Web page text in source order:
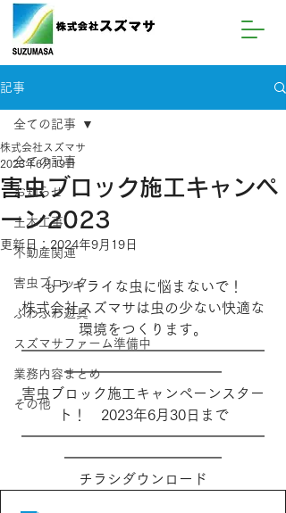
記事
全ての記事
お知らせ
土木工事
不動産関連
害虫ブロック
ふわふわ遊具
スズマサファーム準備中
業務内容まとめ
その他
全ての記事
害虫ブロック施工キャンペ
ーン2023
株式会社スズマサ
2023年6月19日
更新日： 2024年9月19日
もうキライな虫に悩まないで！
株式会社スズマサは虫の少ない快適な
環境をつくります。
━━━━━━━━━━━━━━━━━
━━━━━━━━━━━
害虫ブロック施工キャンペーンスター
ト！　2023年6月30日まで
━━━━━━━━━━━━━━━━━
━━━━━━━━━━━
チラシダウンロード